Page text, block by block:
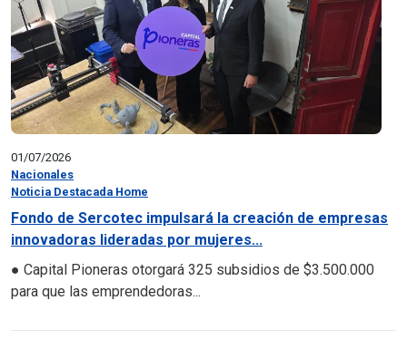
01/07/2026
Nacionales
Noticia Destacada Home
Fondo de Sercotec impulsará la creación de empresas
innovadoras lideradas por mujeres...
● Capital Pioneras otorgará 325 subsidios de $3.500.000
para que las emprendedoras...